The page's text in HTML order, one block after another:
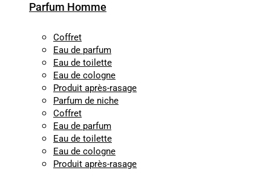
Parfum Homme
Coffret
Eau de parfum
Eau de toilette
Eau de cologne
Produit après-rasage
Parfum de niche
Coffret
Eau de parfum
Eau de toilette
Eau de cologne
Produit après-rasage